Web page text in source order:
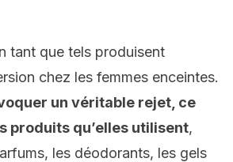
tant que tels produisent
chez les femmes enceintes.
un véritable rejet, ce
produits qu’elles utilisent,
les déodorants, les gels